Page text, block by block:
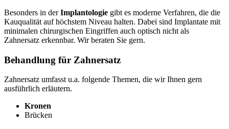
Besonders in derImplantologie gibt es moderne Verfahren, die die
Kauqualität auf höchstem Niveau halten. Dabei sind Implantate mit
minimalen chirurgischen Eingriffen auch optisch nicht als
Zahnersatz erkennbar. Wir beraten Sie gern.
Behandlung für Zahnersatz
Zahnersatz umfasst u.a. folgende Themen, die wir Ihnen gern
ausführlich erläutern.
Kronen
Brücken